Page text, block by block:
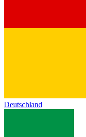
Deutschland